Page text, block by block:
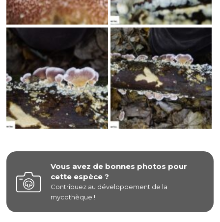
Vous avez de bonnes photos pour
cette espèce ?
Contribuez au développement de la
mycothèque !